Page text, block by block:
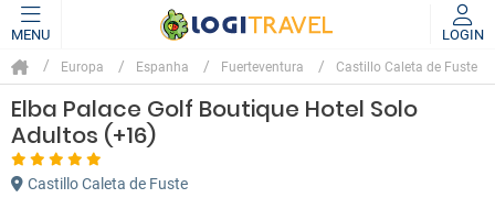
MENU LOGIN
Europa Espanha Fuerteventura Castillo Caleta de Fuste
Elba Palace Golf Boutique Hotel Solo
Adultos (+16)
Castillo Caleta de Fuste